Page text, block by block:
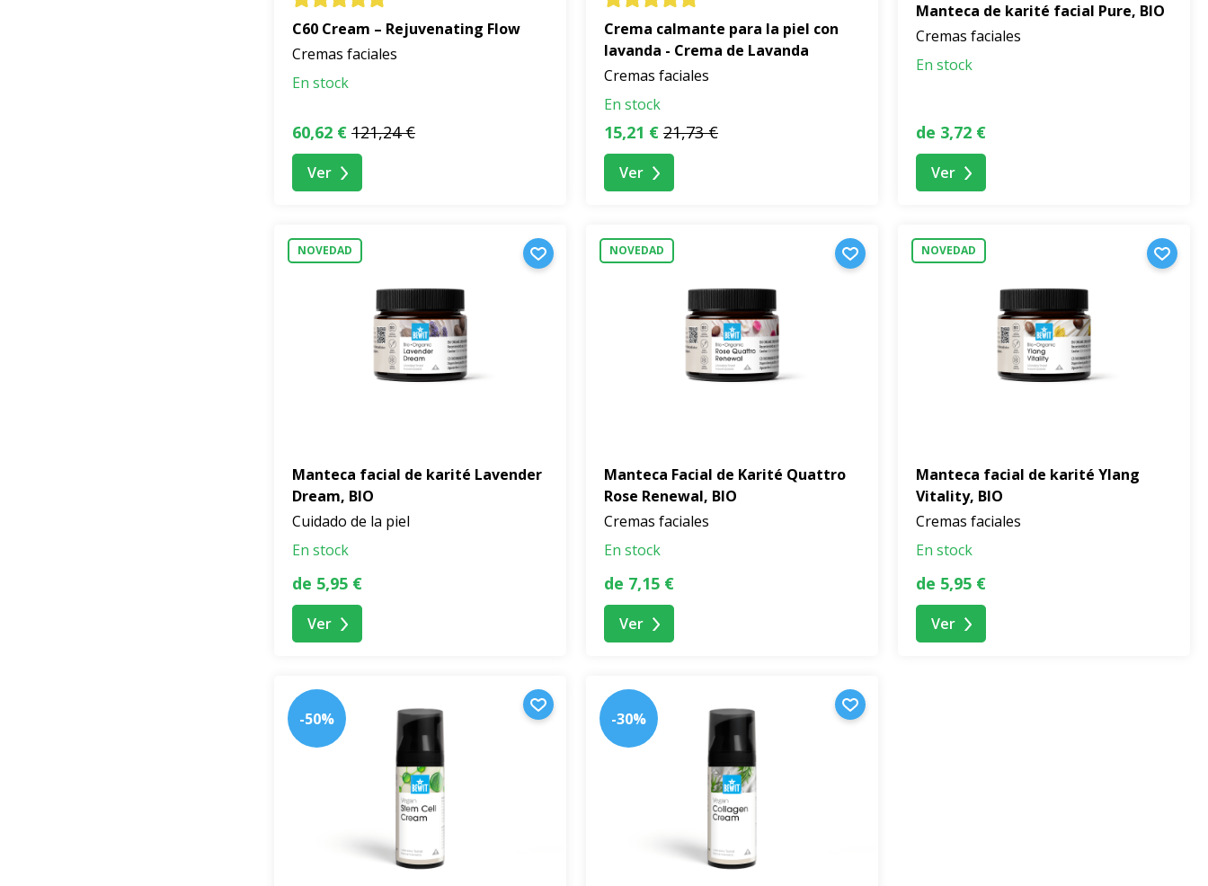
C60 Cream – Rejuvenating Flow
Cremas faciales
En stock
60,62 € 121,24 €
Ver
Crema calmante para la piel con
lavanda - Crema de Lavanda
Cremas faciales
En stock
15,21 € 21,73 €
Ver
Manteca de karité facial Pure, BIO
Cremas faciales
En stock
de 3,72 €
Ver
NOVEDAD
Manteca facial de karité Lavender
Dream, BIO
Cuidado de la piel
En stock
de 5,95 €
Ver
NOVEDAD
Manteca Facial de Karité Quattro
Rose Renewal, BIO
Cremas faciales
En stock
de 7,15 €
Ver
NOVEDAD
Manteca facial de karité Ylang
Vitality, BIO
Cremas faciales
En stock
de 5,95 €
Ver
-50% -30%